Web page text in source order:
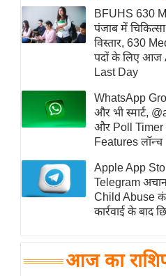
घरेलू नुस्खे
पर्यटन स्थल
फिटनेस मंत्रा
रिलेशनशिप
राजनीति
विश्लेषण
समसामयिक
मातृभूमि
स्तंभ
आई.
चाय पर
BFUHS 630
पंजाब में
विस्तार, 630
पदों के लिए आज
Last Day
WhatsApp
और भी स्मार्ट,
और Poll Timer
Features लॉन्च
Apple App
Telegram
Child Abuse
कार्रवाई के बाद
आज का